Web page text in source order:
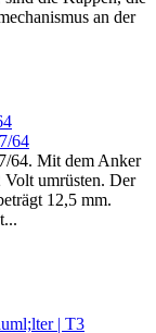
an der
64. Mit dem Anker
Volt umrüsten. Der
12,5 mm.